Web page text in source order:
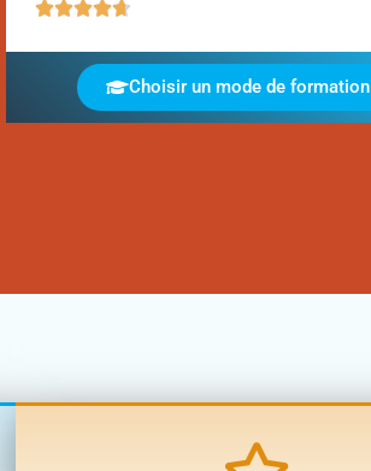
Choisir un mode de formation